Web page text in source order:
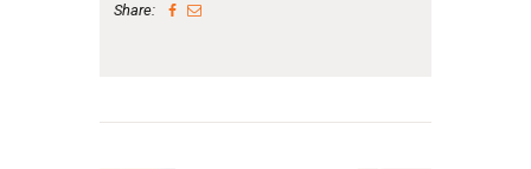
Share: